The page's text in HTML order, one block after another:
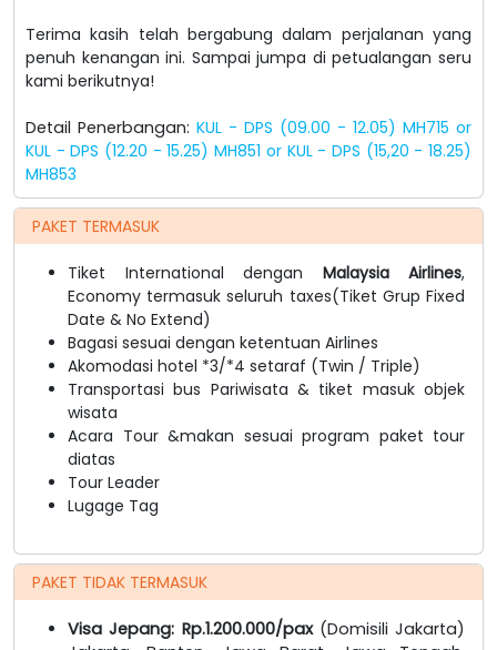
Terima kasih telah bergabung dalam perjalanan yang
penuh kenangan ini. Sampai jumpa di petualangan seru
kami berikutnya!
Detail Penerbangan: KUL - DPS (09.00 - 12.05) MH715 or
KUL - DPS (12.20 - 15.25) MH851 or KUL - DPS (15,20 - 18.25)
MH853
PAKET TERMASUK
Tiket International dengan Malaysia Airlines,
Economy termasuk seluruh taxes(Tiket Grup Fixed
Date & No Extend)
Bagasi sesuai dengan ketentuan Airlines
Akomodasi hotel *3/*4 setaraf (Twin / Triple)
Transportasi bus Pariwisata & tiket masuk objek
wisata
Acara Tour &makan sesuai program paket tour
diatas
Tour Leader
Lugage Tag
PAKET TIDAK TERMASUK
Visa Jepang: Rp.1.200.000/pax(Domisili Jakarta)